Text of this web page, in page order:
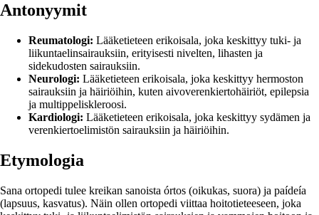
Antonyymit
Reumatologi: Lääketieteen erikoisala, joka keskittyy tuki- ja
liikuntaelinsairauksiin, erityisesti nivelten, lihasten ja
sidekudosten sairauksiin.
Neurologi: Lääketieteen erikoisala, joka keskittyy hermoston
sairauksiin ja häiriöihin, kuten aivoverenkiertohäiriöt, epilepsia
ja multippeliskleroosi.
Kardiologi: Lääketieteen erikoisala, joka keskittyy sydämen ja
verenkiertoelimistön sairauksiin ja häiriöihin.
Etymologia
Sana ortopedi tulee kreikan sanoista órtos (oikukas, suora) ja paídeía
(lapsuus, kasvatus). Näin ollen ortopedi viittaa hoitotieteeseen, joka